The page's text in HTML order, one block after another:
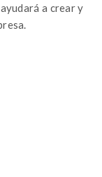
a crear y